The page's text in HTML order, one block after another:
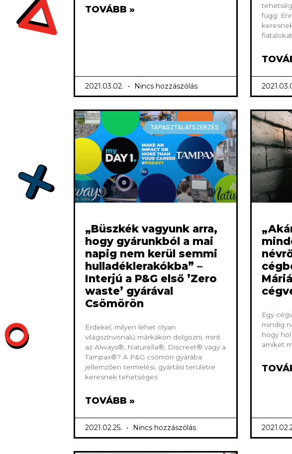
TOVÁBB »
2021.03.02. Nincs hozzászólás
függ.
TAPASZTALATSZERZÉS
„Büszkék vagyunk arra,
hogy gyárunkból a mai
napig nem kerül semmi
hulladéklerakókba” –
Interjú a P&G első ’Zero
waste’ gyárával
Csömörön
Érdekel, milyen lehet olyan
világszínvonalú márkákon dolgozni, mint
az Always®, Naturella®, Discreet® vagy a
Tampax®? A P&G csömöri gyárába
jellemzően termelési, gyártási területre
keresnek tehetséges
TOVÁBB »
2021.02.25. Nincs hozzászólás
Egy
mindig
hogy hol
amiket